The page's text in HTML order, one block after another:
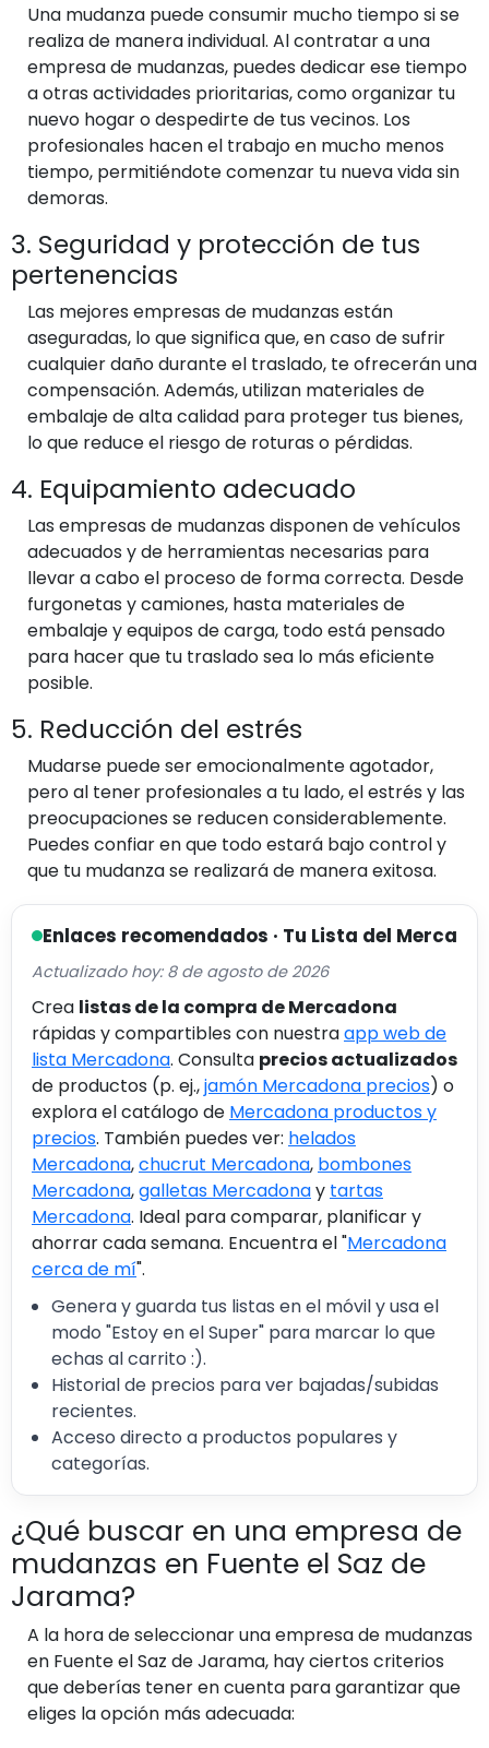
Una mudanza puede consumir mucho tiempo si se
realiza de manera individual. Al contratar a una
empresa de mudanzas, puedes dedicar ese tiempo
a otras actividades prioritarias, como organizar tu
nuevo hogar o despedirte de tus vecinos. Los
profesionales hacen el trabajo en mucho menos
tiempo, permitiéndote comenzar tu nueva vida sin
demoras.
3. Seguridad y protección de tus
pertenencias
Las mejores empresas de mudanzas están
aseguradas, lo que significa que, en caso de sufrir
cualquier daño durante el traslado, te ofrecerán una
compensación. Además, utilizan materiales de
embalaje de alta calidad para proteger tus bienes,
lo que reduce el riesgo de roturas o pérdidas.
4. Equipamiento adecuado
Las empresas de mudanzas disponen de vehículos
adecuados y de herramientas necesarias para
llevar a cabo el proceso de forma correcta. Desde
furgonetas y camiones, hasta materiales de
embalaje y equipos de carga, todo está pensado
para hacer que tu traslado sea lo más eficiente
posible.
5. Reducción del estrés
Mudarse puede ser emocionalmente agotador,
pero al tener profesionales a tu lado, el estrés y las
preocupaciones se reducen considerablemente.
Puedes confiar en que todo estará bajo control y
que tu mudanza se realizará de manera exitosa.
Enlaces recomendados · Tu Lista del Merca
Actualizado hoy: 8 de agosto de 2026
Crea listas de la compra de Mercadona
rápidas y compartibles con nuestraapp web de
lista Mercadona. Consulta precios actualizados
de productos (p. ej.,jamón Mercadona precios) o
explora el catálogo de Mercadona productos y
precios. También puedes ver: helados
Mercadona,chucrut Mercadona, bombones
Mercadona,galletas Mercadonay tartas
Mercadona. Ideal para comparar, planificar y
ahorrar cada semana. Encuentra el "Mercadona
cerca de mí".
Genera y guarda tus listas en el móvil y usa el
modo "Estoy en el Super" para marcar lo que
echas al carrito :).
Historial de precios para ver bajadas/subidas
recientes.
Acceso directo a productos populares y
categorías.
¿Qué buscar en una empresa de
mudanzas en Fuente el Saz de
Jarama?
A la hora de seleccionar una empresa de mudanzas
en Fuente el Saz de Jarama, hay ciertos criterios
que deberías tener en cuenta para garantizar que
eliges la opción más adecuada: